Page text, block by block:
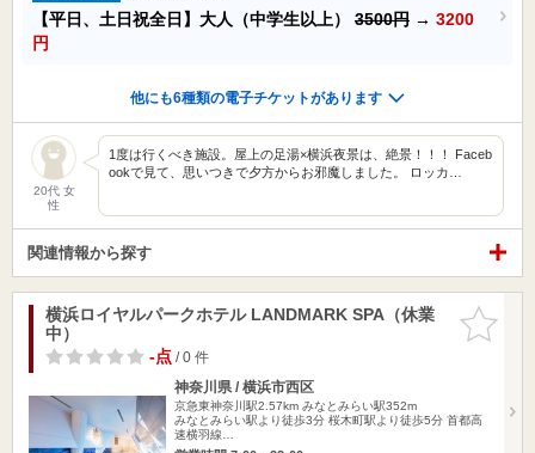
【平日、土日祝全日】大人（中学生以上） 3500円 → 3200
円
他にも6種類の電子チケットがあります
20代 女
性
1度は行くべき施設。屋上の足湯×横浜夜景は、絶景！！！ Faceb
ookで見て、思いつきで夕方からお邪魔しました。 ロッカ…
関連情報から探す
お気に入
りに追加
横浜ロイヤルパークホテル LANDMARK SPA（休業
中）
-点/ 0 件
神奈川県 / 横浜市西区
京急東神奈川駅2.57km みなとみらい駅352m
みなとみらい駅より徒歩3分 桜木町駅より徒歩5分 首都高
速横羽線…